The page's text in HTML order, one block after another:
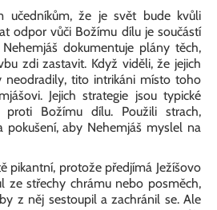
učedníkům, že je svět bude kvůli
odpor vůči Božímu dílu je součástí
dokumentuje plány těch,
zdi zastavit. Když viděli, že jejich
neodradily, tito intrikáni místo toho
Jejich strategie jsou typické
Božímu dílu. Použili strach,
pokušení, aby Nehemjáš myslel na
pikantní, protože předjímá Ježíšovo
ze střechy chrámu nebo posměch,
z něj sestoupil a zachránil se. Ale